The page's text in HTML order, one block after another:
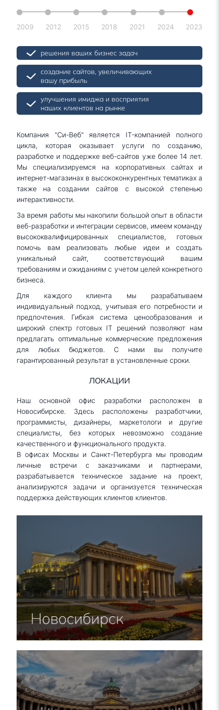
2009 2012 2015 2018 2021 2024 2023
решения ваших бизнес задач
создание сайтов, увеличивающих
вашу прибыль
улучшения имиджа и восприятия
наших клиентов на рынке
Компания "Си-Веб" является IT-компанией полного
цикла, которая оказывает услуги по созданию,
разработке и поддержке веб-сайтов уже более 14 лет.
Мы специализируемся на корпоративных сайтах и
интернет-магазинах в высококонкурентных тематиках а
также на создании сайтов с высокой степенью
интерактивности.
За время работы мы накопили большой опыт в области
веб-разработки и интеграции сервисов, имеем команду
высококвалифицированных специалистов, готовых
помочь вам реализовать любые идеи и создать
уникальный сайт, соответствующий вашим
требованиям и ожиданиям с учетом целей конкретного
бизнеса.
Для каждого клиента мы разрабатываем
индивидуальный подход, учитывая его потребности и
предпочтения. Гибкая система ценообразования и
широкий спектр готовых IT решений позволяют нам
предлагать оптимальные коммерческие предложения
для любых бюджетов. С нами вы получите
гарантированный результат в установленные сроки.
ЛОКАЦИИ
Наш основной офис разработки расположен в
Новосибирске. Здесь расположены разработчики,
программисты, дизайнеры, маркетологи и другие
специалисты, без которых невозможно создание
качественного и функционального продукта.
В офисах Москвы и Санкт-Петербурга мы проводим
личные встречи с заказчиками и партнерами,
разрабатывается техническое задание на проект,
анализируются задачи и организуется техническая
поддержка действующих клиентов клиентов.